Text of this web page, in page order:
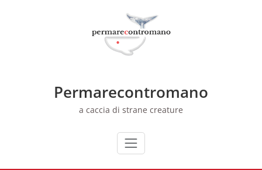
Permarecontromano
a caccia di strane creature